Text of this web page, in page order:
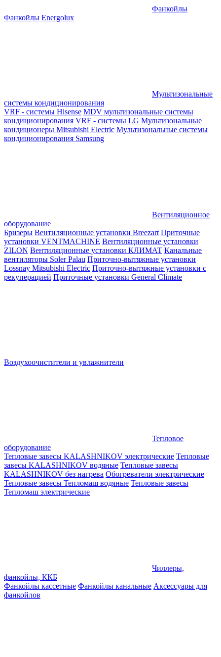
Фанкойлы
Фанкойлы Energolux
Мультизональные
системы кондиционирования
VRF - системы Hisense MDV мультизональные системы
кондиционирования VRF - системы LG Мультизональные
кондиционеры Mitsubishi Electric Мультизональные системы
кондиционирования Samsung
Вентиляционное
оборудование
Бризеры Вентиляционные установки Breezart Приточные
установки VENTMACHINE Вентиляционные установки
ZILON Вентиляционные установки КЛИМАТ Канальные
вентиляторы Soler Palau Приточно-вытяжные установки
Lossnay Mitsubishi Electric Приточно-вытяжные установки с
рекуперацией Приточные установки General Climate
Воздухоочистители и увлажнители
Тепловое
оборудование
Тепловые завесы KALASHNIKOV электрические Тепловые
завесы KALASHNIKOV водяные Тепловые завесы
KALASHNIKOV без нагрева Обогреватели электрические
Тепловые завесы Тепломаш водяные Тепловые завесы
Тепломаш электрические
Чиллеры,
фанкойлы, ККБ
Фанкойлы кассетные Фанкойлы канальные Аксессуары для
фанкойлов